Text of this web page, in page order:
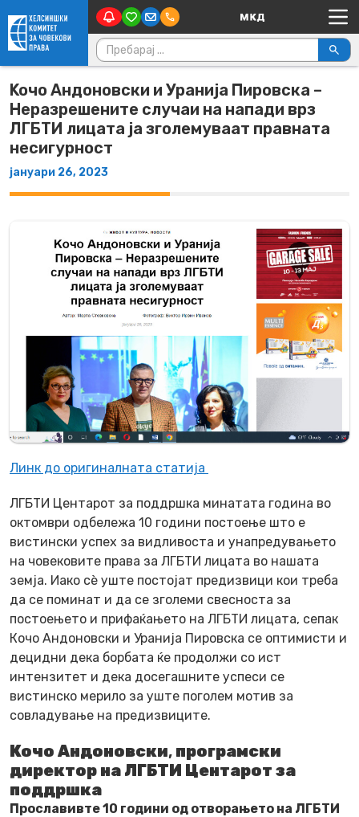
Skip to content Main Navigation
Пребарувај за:
Koчо Андоновски и Уранија Пировска –
Неразрешените случаи на напади врз
ЛГБТИ лицата ја зголемуваат правната
несигурност
јануари 26, 2023
Линк до оригиналната статија
ЛГБТИ Центарот за поддршка минатата година во
октомври одбележа 10 години постоење што е
вистински успех за видливоста и унапредувањето
на човековите права за ЛГБТИ лицата во нашата
земја. Иако сè уште постојат предизвици кои треба
да се поминат и да се зголеми свесноста за
постоењето и прифаќањето на ЛГБТИ лицата, сепак
Кочо Андоновски и Уранија Пировска се оптимисти и
децидни дека борбата ќе продолжи со ист
интензитет и дека досегашните успеси се
вистинско мерило за уште поголем мотив за
совладување на предизвиците.
Кочо Андоновски, програмски
директор на ЛГБТИ Центарот за
поддршка
Прославивте 10 години од отворањето на ЛГБТИ